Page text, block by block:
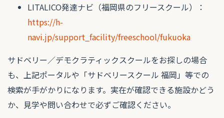
LITALICO発達ナビ（福岡県のフリースクール）：
https://h-
navi.jp/support_facility/freeschool/fukuoka
サドベリー／デモクラティックスクールをお探しの場合
も、上記ポータルや「サドベリースクール 福岡」等での
検索が手がかりになります。実在が確認できる施設かどう
か、見学や問い合わせで必ずご確認ください。